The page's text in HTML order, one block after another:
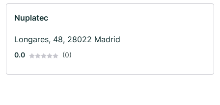
Nuplatec
Longares, 48, 28022 Madrid
0.0 (0)